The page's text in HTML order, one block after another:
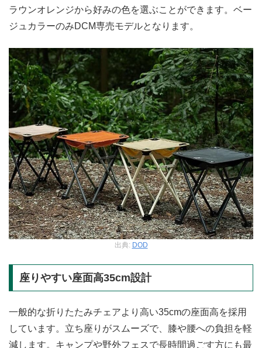
ラウンオレンジから好みの色を選ぶことができます。ベー
ジュカラーのみDCM専売モデルとなります。
出典: DOD
座りやすい座面高35cm設計
一般的な折りたたみチェアより高い35cmの座面高を採用
しています。立ち座りがスムーズで、膝や腰への負担を軽
減します。キャンプや野外フェスで長時間過ごす方にも最